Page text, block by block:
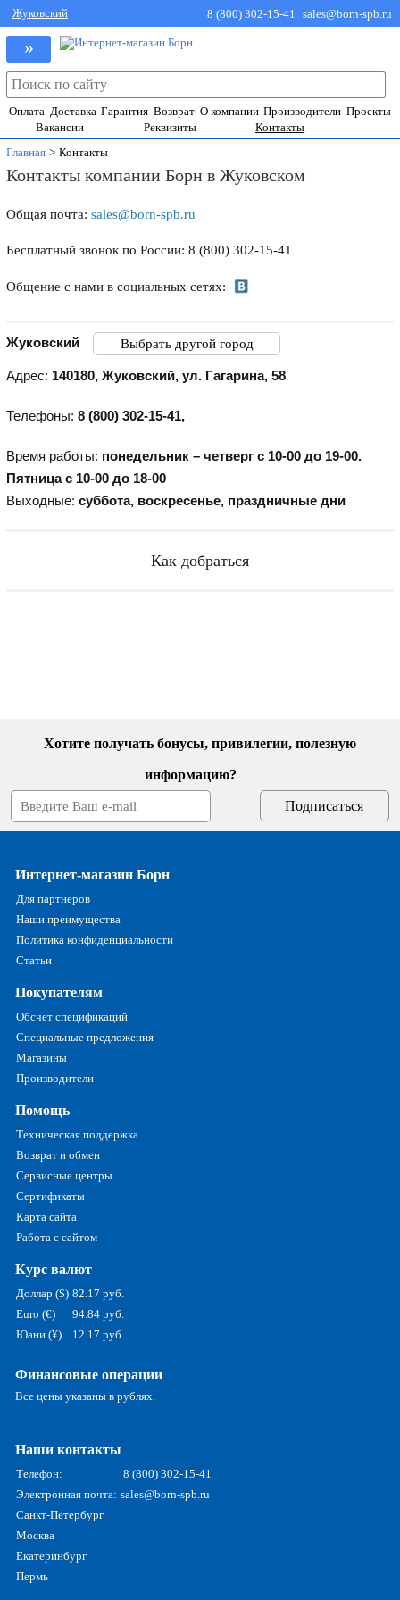
Жуковский 8 (800) 302-15-41 sales@born-spb.ru
»
Оплата Доставка Гарантия Возврат О компании Производители Проекты
Вакансии
Реквизиты
Контакты
Главная > Контакты
Контакты компании Борн в Жуковском
Общая почта:sales@born-spb.ru
Бесплатный звонок по России: 8 (800) 302-15-41
Общение с нами в социальных сетях:
Жуковский Выбрать другой город
Адрес: 140180,Жуковский,ул. Гагарина, 58
Телефоны:8 (800) 302-15-41,
Время работы: понедельник – четверг с 10-00 до 19-00.
Пятница с 10-00 до 18-00
Выходные:суббота, воскресенье, праздничные дни
Как добраться
Хотите получать бонусы, привилегии, полезную
информацию?
Интернет-магазин Борн
Для партнеров
Наши преимущества
Политика конфиденциальности
Статьи
Покупателям
Обсчет спецификаций
Специальные предложения
Магазины
Производители
Помощь
Техническая поддержка
Возврат и обмен
Сервисные центры
Сертификаты
Карта сайта
Работа с сайтом
Курс валют
Доллар ($) 82.17 руб.
Euro (€)
94.84 руб.
Юани (¥)
12.17 руб.
Финансовые операции
Все цены указаны в рублях.
Наши контакты
Телефон:
8 (800) 302-15-41
Электронная почта: sales@born-spb.ru
Санкт-Петербург
Москва
Екатеринбург
Пермь